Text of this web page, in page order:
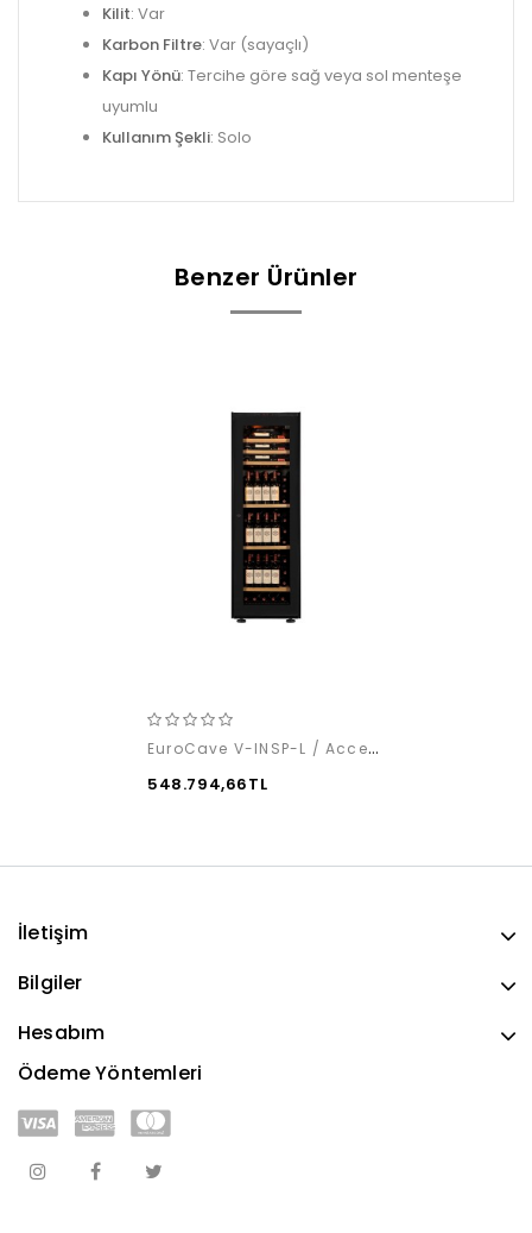
Kilit: Var
Karbon Filtre: Var (sayaçlı)
Kapı Yönü: Tercihe göre sağ veya sol menteşe
uyumlu
Kullanım Şekli: Solo
Benzer Ürünler
EuroCave V-INSP-L / Access Pack
548.794,66TL
İletişim
Bilgiler
Hesabım
Ödeme Yöntemleri